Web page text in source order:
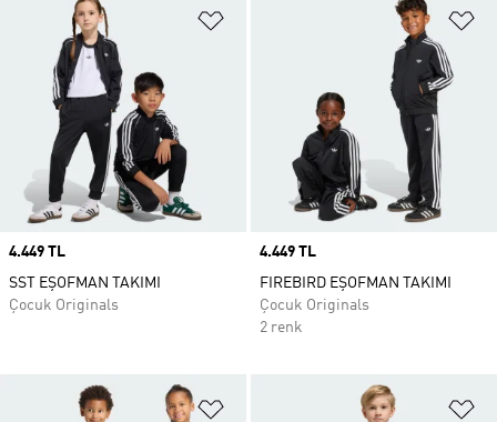
Price
4.449 TL
SST EŞOFMAN TAKIMI
Çocuk Originals
Price
4.449 TL
FIREBIRD EŞOFMAN TAKIMI
Çocuk Originals
2 renk
Favori Listesine Ekle